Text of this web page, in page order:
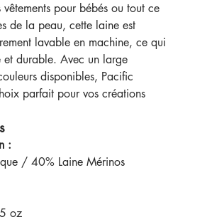
vêtements pour bébés ou tout ce
de la peau, cette laine est
lavable en machine, ce qui
et durable. Avec un large
disponibles, Pacific
parfait pour vos créations
:
/ 40% Laine Mérinos
oz